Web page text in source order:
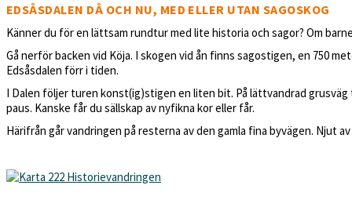
EDSÅSDALEN DÅ OCH NU, MED ELLER UTAN SAGOSKOG
Känner du för en lättsam rundtur med lite historia och sagor? Om
Gå nerför backen vid Köja. I skogen vid ån finns sagostigen, en 750
Edsåsdalen förr i tiden.
I Dalen följer turen konst(ig)stigen en liten bit. På lättvandrad
paus. Kanske får du sällskap av nyfikna kor eller får.
Härifrån går vandringen på resterna av den gamla fina byvägen. Njut